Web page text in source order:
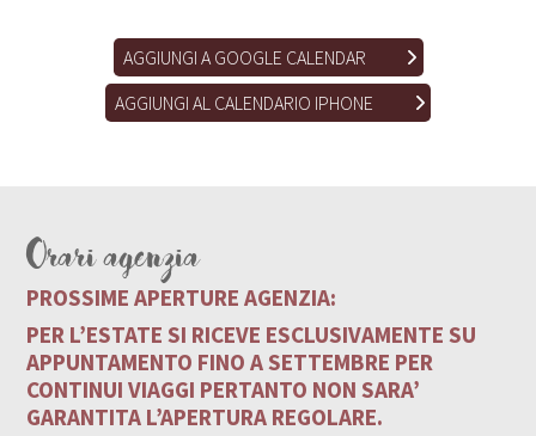
AGGIUNGI A GOOGLE CALENDAR
AGGIUNGI AL CALENDARIO IPHONE
Orari agenzia
PROSSIME APERTURE AGENZIA:
PER L’ESTATE SI RICEVE ESCLUSIVAMENTE SU
APPUNTAMENTO FINO A SETTEMBRE PER
CONTINUI VIAGGI PERTANTO NON SARA’
GARANTITA L’APERTURA REGOLARE.